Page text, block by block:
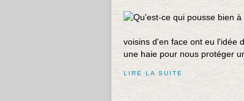
voisins d'en face ont eu l'idée
une haie pour nous protéger
LIRE LA SUITE